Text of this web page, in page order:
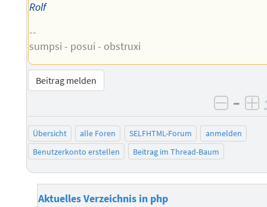
Rolf
--
sumpsi - posui - obstruxi
Beitrag melden
–
Übersicht alle Foren SELFHTML-Forum
anmelden
Benutzerkonto erstellen
Beitrag im Thread-Baum
Aktuelles Verzeichnis in php